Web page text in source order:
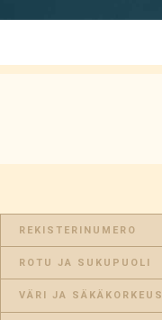
REKISTERINUMERO
ROTU JA SUKUPUOLI
VÄRI JA SÄKÄKORKEUS